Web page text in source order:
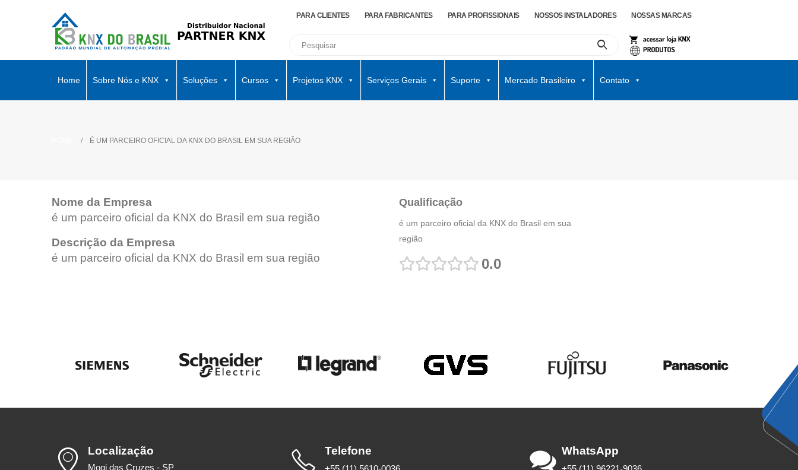
PARA CLIENTES PARA FABRICANTES PARA PROFISSIONAIS NOSSOS INSTALADORES NOSSAS MARCAS
Home Sobre Nós e KNX Soluções Cursos Projetos KNX Serviços Gerais Suporte Mercado Brasileiro Contato
É UM PARCEIRO OFICIAL DA KNX DO BRASIL EM SUA REGIÃO
Nome da Empresa
é um parceiro oficial da KNX do Brasil em sua região
Descrição da Empresa
é um parceiro oficial da KNX do Brasil em sua região
Qualificação
é um parceiro oficial da KNX do Brasil em sua
região
0.0
Localização
Mogi das Cruzes - SP
Telefone WhatsApp